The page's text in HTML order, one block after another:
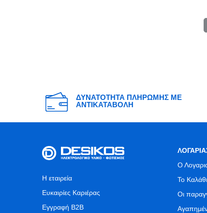
ΔΥΝΑΤΟΤΗΤΑ ΠΛΗΡΩΜΗΣ ΜΕ
ΑΝΤΙΚΑΤΑΒΟΛΗ
Η εταιρεία
Ευκαιρίες Καριέρας
Εγγραφή B2B
Ο
Το
Οι